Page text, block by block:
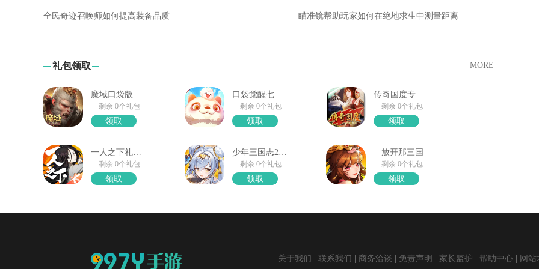
全民奇迹召唤师如何提高装备品质 瞄准镜帮助玩家如何在绝地求生中测量距离
礼包领取 MORE
魔域口袋版馈赠礼箱
剩余 0个礼包
领取
口袋觉醒七夕礼包
剩余 0个礼包
领取
传奇国度专属礼包领取
剩余 0个礼包
领取
一人之下礼包领取
剩余 0个礼包
领取
少年三国志2礼包奖励
剩余 0个礼包
领取
放开那三国
剩余 0个礼包
领取
关于我们 联系我们 商务洽谈 免责声明 家长监护 帮助中心
网站